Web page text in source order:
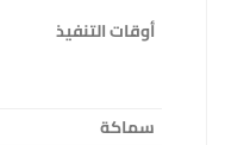
أوقات التنفيذ
سماكة